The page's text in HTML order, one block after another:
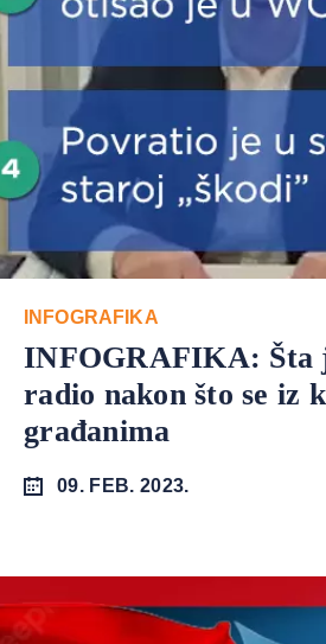
INFOGRAFIKA
INFOGRAFIKA: Šta
radio nakon što se iz
građanima
09. FEB. 2023.